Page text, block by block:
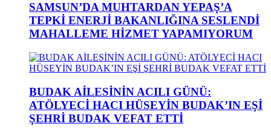
SAMSUN’DA MUHTARDAN YEPAŞ’A
TEPKİ ENERJİ BAKANLIĞINA SESLENDİ
MAHALLEME HİZMET YAPAMIYORUM
BUDAK AİLESİNİN ACILI GÜNÜ:
ATÖLYECİ HACI HÜSEYİN BUDAK’IN EŞİ
ŞEHRİ BUDAK VEFAT ETTİ